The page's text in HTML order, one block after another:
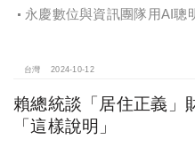
永慶數位與資訊團隊用AI聰
灣房產科技發展
台灣 2024-10-12
賴總統談「居住正義」
「這樣說明」